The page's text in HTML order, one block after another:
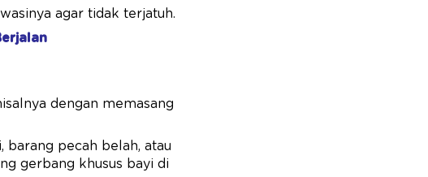
agar tidak terjatuh.
dengan memasang
barang pecah belah, atau
gerbang khusus bayi di